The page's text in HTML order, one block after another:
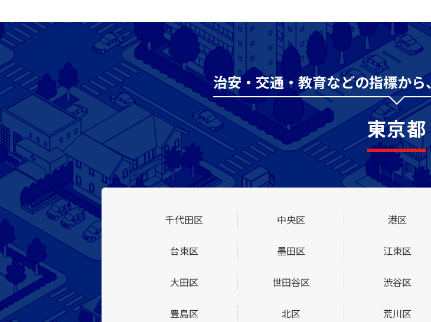
治安・交通・教育などの指標から、
東京都
千代田区 中央区 港区
台東区 墨田区 江東区
大田区 世田谷区 渋谷区
豊島区 北区 荒川区